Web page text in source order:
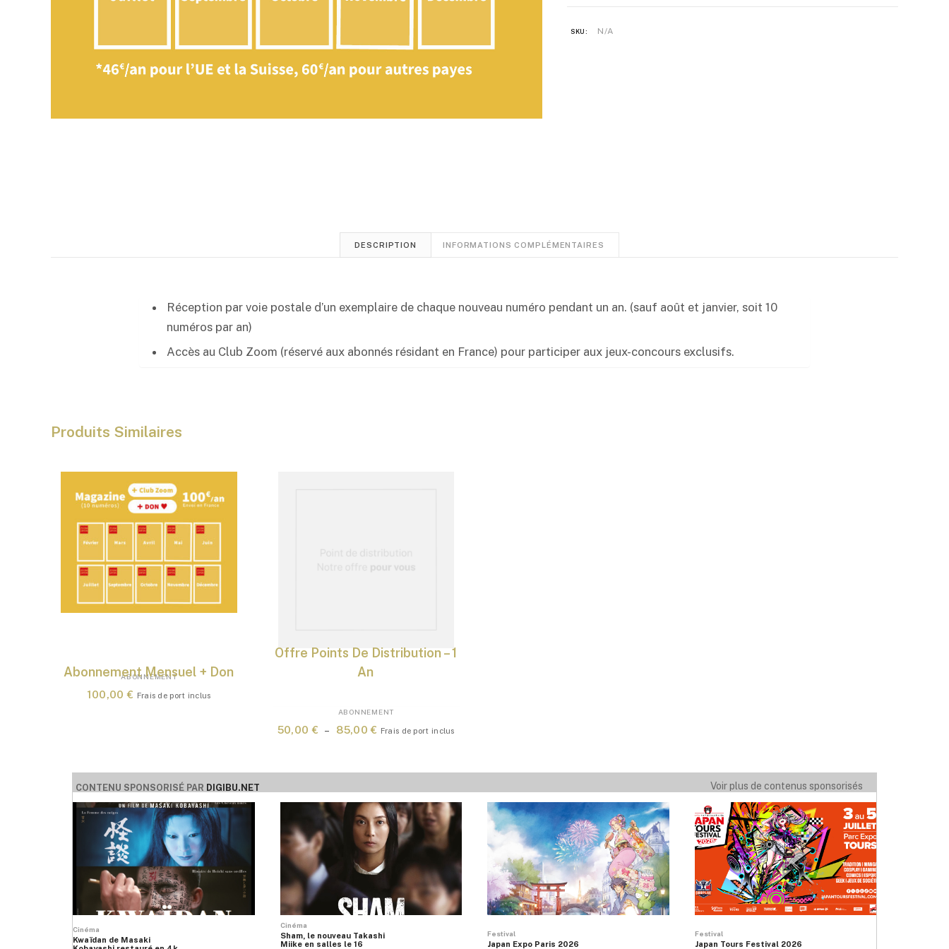
SKU: N/A
DESCRIPTION INFORMATIONS COMPLÉMENTAIRES
Réception par voie postale d’un exemplaire de chaque nouveau numéro pendant un an. (sauf août et janvier, soit 10
numéros par an)
Accès au Club Zoom (réservé aux abonnés résidant en France) pour participer aux jeux-concours exclusifs.
Produits Similaires
Abonnement Mensuel + Don
ABONNEMENT
100,00€ Frais de port inclus
produit
variations.
options
choisies
page
produit
Offre Points De Distribution – 1
An
ABONNEMENT
50,00€ – 85,00€ Plage
50,00 €
à
85,00 €
Frais de port inclus
CONTENU SPONSORISÉ PAR DIGIBU.NET Voir plus de contenus sponsorisés
Cinéma
Kwaïdan de Masaki
Cinéma
Sham, le nouveau Takashi
Miike en salles le 16
Festival
Japan Expo Paris 2026
Festival
Japan Tours Festival 2026